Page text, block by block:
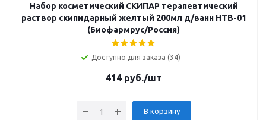
Набор косметический СКИПАР терапевтический
раствор скипидарный желтый 200мл д/ванн НТВ-01
(Биофармрус/Россия)
Доступно для заказа (34)
414руб./шт
В корзину